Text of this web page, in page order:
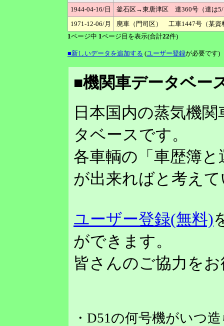
1944-04-16/日
釜石区→東唐津区 達360号（達は5/
1971-12-06/月
廃車（門司区） 工車1447号（某資
1ページ中 1ページ目を表示(合計22件)
■新しいデータを追加する (ユーザー登録が必要です)
■機関車データベー
日本国内の蒸気機
タベースです。
各車輌の「車歴簿
が出来ればと考え
ユーザー登録(無料)
ができます。
皆さんのご協力を
・D51の何号機がいつ